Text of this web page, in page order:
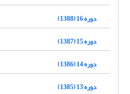
دوره 16 (1388)
دوره 15 (1387)
دوره 14 (1386)
دوره 13 (1385)